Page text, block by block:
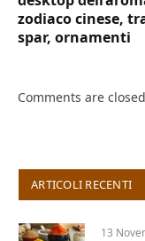
zodiaco cinese,
spar, ornamenti
Comments are
ARTICOLI RECENTI
13